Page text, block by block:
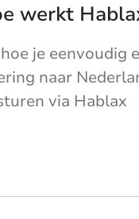
werkt
je eenvoudig
naar
via Hablax